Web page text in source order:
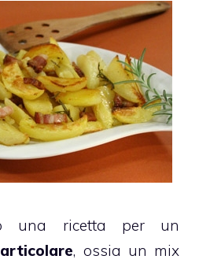
una ricetta per un
, ossia un mix